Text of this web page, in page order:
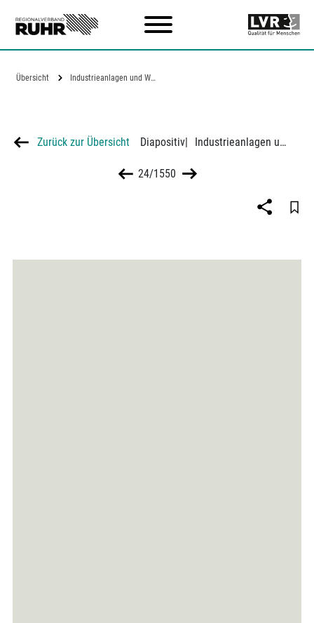
Übersicht Industrieanlagen und Wohnbebauung:…
Zurück zur Übersicht Diapositiv| Industrieanlagen und Wohnbebauung: Luftbild der Thyssenhütte in Duisburg-Hamborn
24/1550